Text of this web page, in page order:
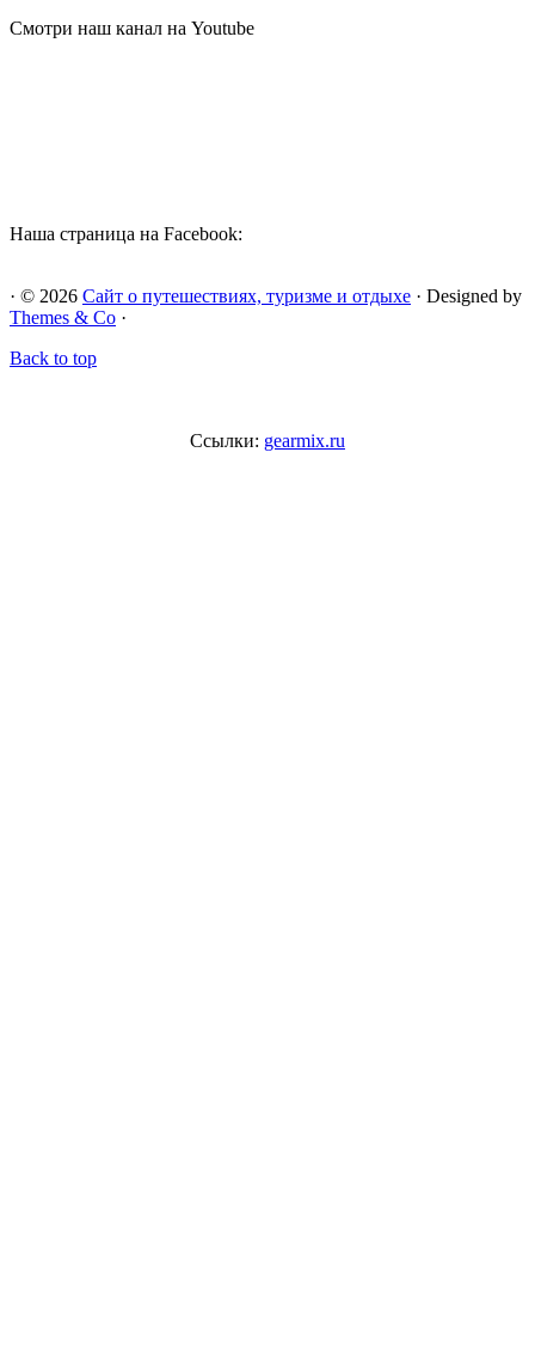
Смотри наш канал на Youtube
Наша страница на Facebook:
· © 2026 Сайт о путешествиях, туризме и отдыхе · Designed by
Themes & Co ·
Back to top
Ссылки: gearmix.ru